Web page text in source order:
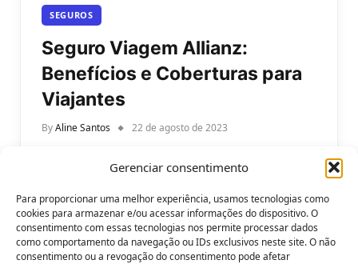
Gerenciar consentimento
Para proporcionar uma melhor experiência, usamos tecnologias como
cookies para armazenar e/ou acessar informações do dispositivo. O
consentimento com essas tecnologias nos permite processar dados
como comportamento da navegação ou IDs exclusivos neste site. O não
consentimento ou a revogação do consentimento pode afetar
SEGUROS
Seguro Viagem Allianz:
Benefícios e Coberturas para
Viajantes
ByAline Santos 22 de agosto de 2023
Coberturas para Viajantes Modernos. A
empolgante jornada de explorar novos destinos
pode ser enriquecedora,…